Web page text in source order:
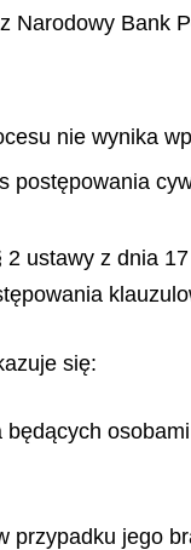
Narodowy Bank
nie wynika
postępowania
2 ustawy z dnia
się:
jego